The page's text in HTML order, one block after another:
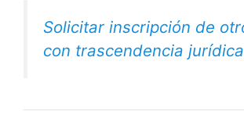
Solicitar inscripción de
con trascendencia jurídica